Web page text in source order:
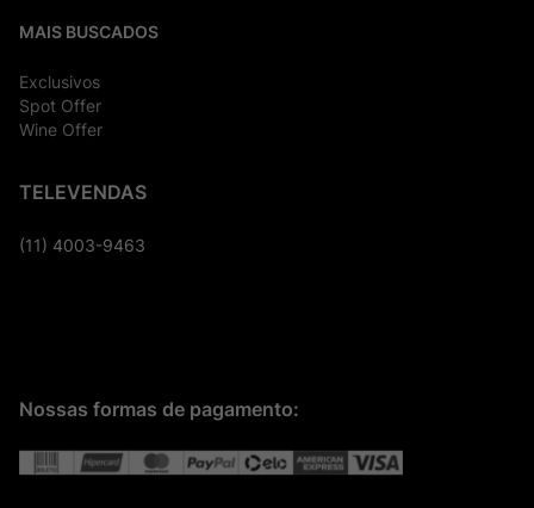
MAIS BUSCADOS
Exclusivos
Spot Offer
Wine Offer
TELEVENDAS
(11) 4003-9463
Nossas formas de pagamento: